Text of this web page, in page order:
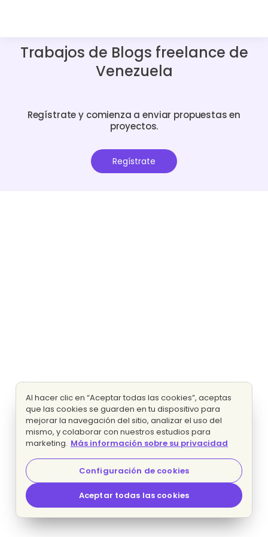
Trabajos de Blogs freelance de
Venezuela
Regístrate y comienza a enviar propuestas en
proyectos.
Regístrate
Al hacer clic en “Aceptar todas las cookies”, aceptas
que las cookies se guarden en tu dispositivo para
mejorar la navegación del sitio, analizar el uso del
mismo, y colaborar con nuestros estudios para
marketing. Más información sobre su privacidad
Configuración de cookies
Aceptar todas las cookies